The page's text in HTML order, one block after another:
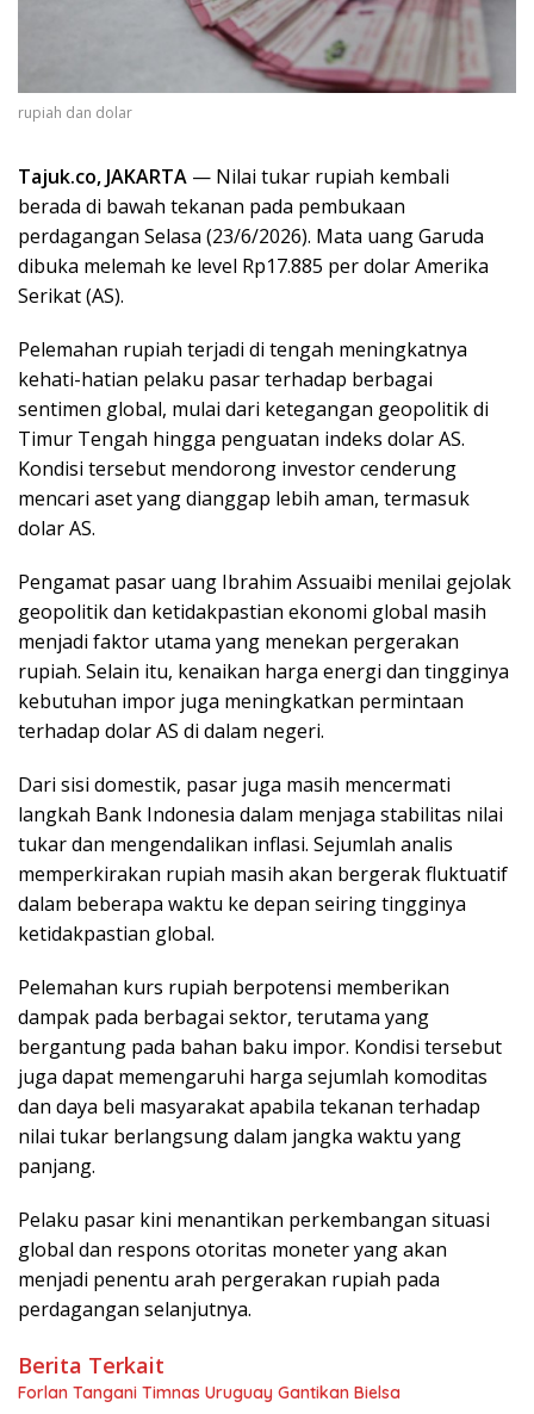
rupiah dan dolar
Tajuk.co, JAKARTA — Nilai tukar rupiah kembali
berada di bawah tekanan pada pembukaan
perdagangan Selasa (23/6/2026). Mata uang Garuda
dibuka melemah ke level Rp17.885 per dolar Amerika
Serikat (AS).
Pelemahan rupiah terjadi di tengah meningkatnya
kehati-hatian pelaku pasar terhadap berbagai
sentimen global, mulai dari ketegangan geopolitik di
Timur Tengah hingga penguatan indeks dolar AS.
Kondisi tersebut mendorong investor cenderung
mencari aset yang dianggap lebih aman, termasuk
dolar AS.
Pengamat pasar uang Ibrahim Assuaibi menilai gejolak
geopolitik dan ketidakpastian ekonomi global masih
menjadi faktor utama yang menekan pergerakan
rupiah. Selain itu, kenaikan harga energi dan tingginya
kebutuhan impor juga meningkatkan permintaan
terhadap dolar AS di dalam negeri.
Dari sisi domestik, pasar juga masih mencermati
langkah Bank Indonesia dalam menjaga stabilitas nilai
tukar dan mengendalikan inflasi. Sejumlah analis
memperkirakan rupiah masih akan bergerak fluktuatif
dalam beberapa waktu ke depan seiring tingginya
ketidakpastian global.
Pelemahan kurs rupiah berpotensi memberikan
dampak pada berbagai sektor, terutama yang
bergantung pada bahan baku impor. Kondisi tersebut
juga dapat memengaruhi harga sejumlah komoditas
dan daya beli masyarakat apabila tekanan terhadap
nilai tukar berlangsung dalam jangka waktu yang
panjang.
Pelaku pasar kini menantikan perkembangan situasi
global dan respons otoritas moneter yang akan
menjadi penentu arah pergerakan rupiah pada
perdagangan selanjutnya.
Berita Terkait
Forlan Tangani Timnas Uruguay Gantikan Bielsa